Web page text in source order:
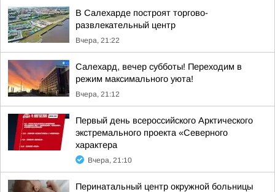
В Салехарде построят торгово-
развлекательный центр
Вчера, 21:22
Салехард, вечер субботы! Переходим в
режим максимального уюта!
Вчера, 21:12
Первый день всероссийского Арктического
экстремального проекта «Северного
характера
Вчера, 21:10
Перинатальный центр окружной больницы